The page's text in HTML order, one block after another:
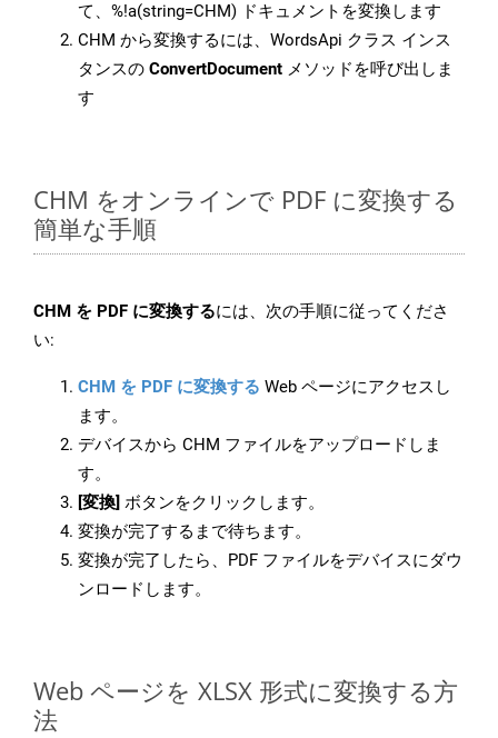
て、%!a(string=CHM) ドキュメントを変換します
CHM から変換するには、WordsApi クラス インス
タンスの ConvertDocument メソッドを呼び出しま
す
CHM をオンラインで PDF に変換する
簡単な手順
CHM を PDF に変換するには、次の手順に従ってくださ
い:
CHM を PDF に変換する Web ページにアクセスし
ます。
デバイスから CHM ファイルをアップロードしま
す。
[変換] ボタンをクリックします。
変換が完了するまで待ちます。
変換が完了したら、PDF ファイルをデバイスにダウ
ンロードします。
Web ページを XLSX 形式に変換する方
法